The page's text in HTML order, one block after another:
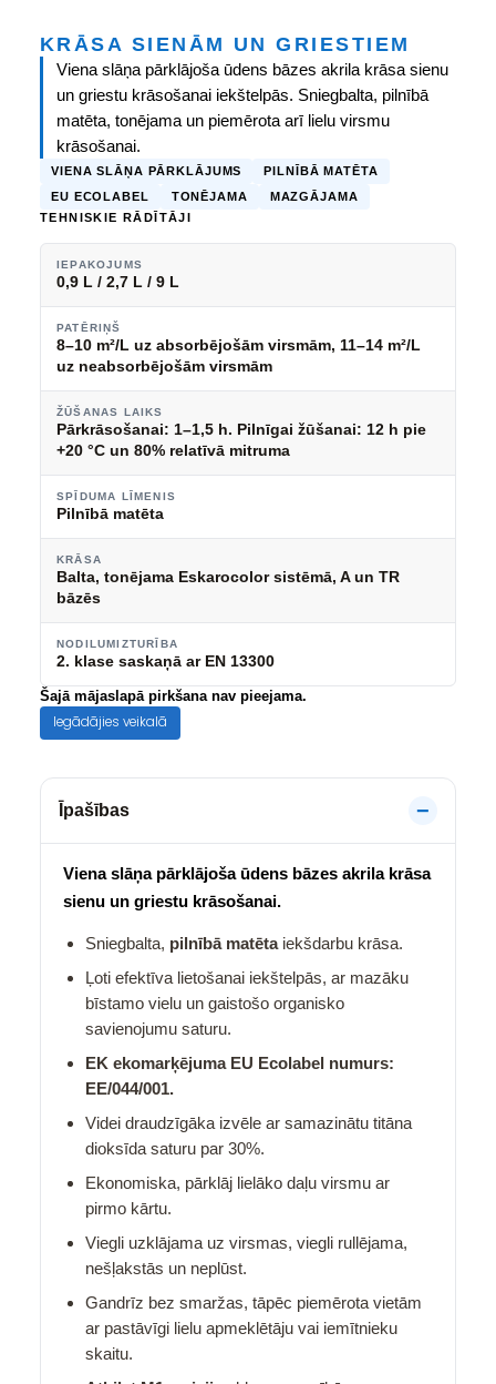
KRĀSA SIENĀM UN GRIESTIEM
Viena slāņa pārklājoša ūdens bāzes akrila krāsa sienu
un griestu krāsošanai iekštelpās. Sniegbalta, pilnībā
matēta, tonējama un piemērota arī lielu virsmu
krāsošanai.
VIENA SLĀŅA PĀRKLĀJUMS
PILNĪBĀ MATĒTA
EU ECOLABEL
TONĒJAMA
MAZGĀJAMA
TEHNISKIE RĀDĪTĀJI
IEPAKOJUMS
0,9 L / 2,7 L / 9 L
PATĒRIŅŠ
8–10 m²/L uz absorbējošām virsmām, 11–14 m²/L
uz neabsorbējošām virsmām
ŽŪŠANAS LAIKS
Pārkrāsošanai: 1–1,5 h. Pilnīgai žūšanai: 12 h pie
+20 °C un 80% relatīvā mitruma
SPĪDUMA LĪMENIS
Pilnībā matēta
KRĀSA
Balta, tonējama Eskarocolor sistēmā, A un TR
bāzēs
NODILUMIZTURĪBA
2. klase saskaņā ar EN 13300
Šajā mājaslapā pirkšana nav pieejama.
Iegādājies veikalā
Īpašības
Viena slāņa pārklājoša ūdens bāzes akrila krāsa
sienu un griestu krāsošanai.
Sniegbalta, pilnībā matētaiekšdarbu krāsa.
Ļoti efektīva lietošanai iekštelpās, ar mazāku
bīstamo vielu un gaistošo organisko
savienojumu saturu.
EK ekomarķējuma EU Ecolabel numurs:
EE/044/001.
Videi draudzīgāka izvēle ar samazinātu titāna
dioksīda saturu par 30%.
Ekonomiska, pārklāj lielāko daļu virsmu ar
pirmo kārtu.
Viegli uzklājama uz virsmas, viegli rullējama,
nešļakstās un neplūst.
Gandrīz bez smaržas, tāpēc piemērota vietām
ar pastāvīgi lielu apmeklētāju vai iemītnieku
skaitu.